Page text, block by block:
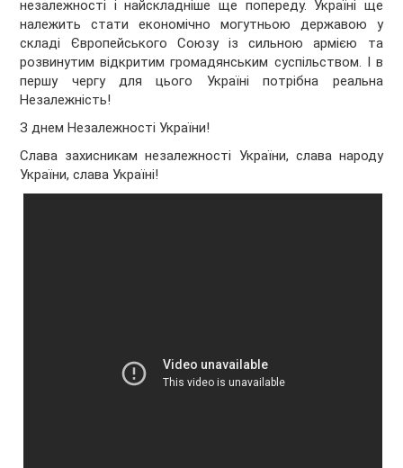
незалежності і найскладніше ще попереду. Україні ще
належить стати економічно могутньою державою у
складі Європейського Союзу із сильною армією та
розвинутим відкритим громадянським суспільством. І в
першу чергу для цього Україні потрібна реальна
Незалежність!
З днем Незалежності України!
Слава захисникам незалежності України, слава народу
України, слава Україні!